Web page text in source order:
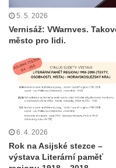
5. 5. 2026
Vernisáž: VWarnves.
město pro lidi.
6. 4. 2026
Rok na Asijské stezce –
výstava Literární paměť